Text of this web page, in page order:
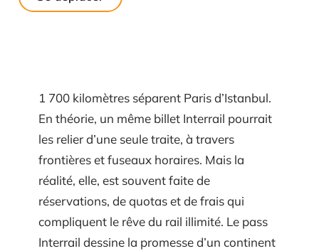
1 700 kilomètres séparent Paris d’Istanbul.
En théorie, un même billet Interrail pourrait
les relier d’une seule traite, à travers
frontières et fuseaux horaires. Mais la
réalité, elle, est souvent faite de
réservations, de quotas et de frais qui
compliquent le rêve du rail illimité. Le pass
Interrail dessine la promesse d’un continent